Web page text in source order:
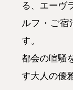
る、エーヴ
ルフ・ご宿
す。
都会の喧騒
す大人の優